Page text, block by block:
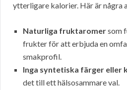
ytterligare kalorier. Här är några
Naturliga fruktaromersom
frukter för att erbjuda en
smakprofil.
Inga syntetiska färger eller
det till ett hälsosammare val.